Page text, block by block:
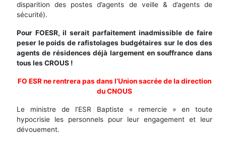
disparition des postes d’agents de veille & d’agents de
sécurité).
Pour FOESR, il serait parfaitement inadmissible de faire
peser le poids de rafistolages budgétaires sur le dos des
agents de résidences déjà largement en souffrance dans
tous les CROUS !
FO ESR ne rentrera pas dans l’Union sacrée de la direction
du CNOUS
Le ministre de l’ESR Baptiste « remercie » en toute
hypocrisie les personnels pour leur engagement et leur
dévouement.